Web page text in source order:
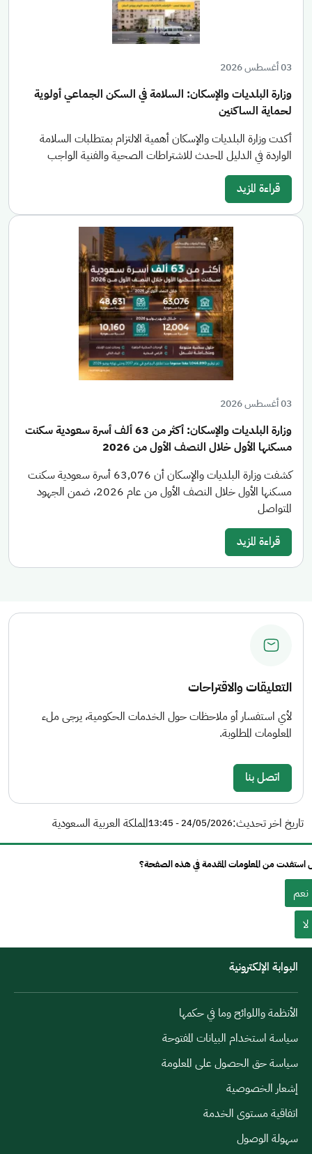
03 أغسطس 2026
وزارة البلديات والإسكان: السلامة في السكن الجماعي أولوية
لحماية الساكنين
أكدت وزارة البلديات والإسكان أهمية الالتزام بمتطلبات السلامة
الواردة في الدليل المحدث للاشتراطات الصحية والفنية الواجب
قراءة المزيد
03 أغسطس 2026
وزارة البلديات والإسكان: أكثر من 63 ألف أسرة سعودية سكنت
مسكنها الأول خلال النصف الأول من 2026
كشفت وزارة البلديات والإسكان أن 63,076 أسرة سعودية سكنت
مسكنها الأول خلال النصف الأول من عام 2026، ضمن الجهود
المتواصل
قراءة المزيد
التعليقات والاقتراحات
لأي استفسار أو ملاحظات حول الخدمات الحكومية، يرجى ملء
المعلومات المطلوبة.
اتصل بنا
تاريخ اخر تحديث:24/05/2026 - 13:45 المملكة العربية السعودية
استفدت من المعلومات المقدمة في هذه الصفحة؟
نعم
لا
البوابة الإلكترونية
الأنظمة واللوائح وما في حكمها
سياسة استخدام البيانات المفتوحة
سياسة حق الحصول على المعلومة
إشعار الخصوصية
اتفاقية مستوى الخدمة
سهولة الوصول